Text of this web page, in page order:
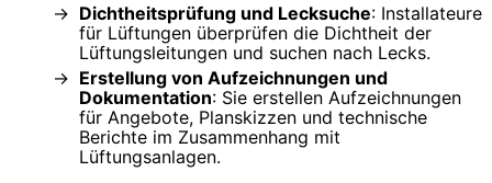
Dichtheitsprüfung und Lecksuche: Installateure
für Lüftungen überprüfen die Dichtheit der
Lüftungsleitungen und suchen nach Lecks.
Erstellung von Aufzeichnungen und
Dokumentation: Sie erstellen Aufzeichnungen
für Angebote, Planskizzen und technische
Berichte im Zusammenhang mit
Lüftungsanlagen.